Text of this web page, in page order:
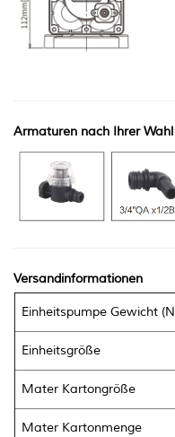
Armaturen nach Ihrer Wahl
Versandinformationen
Einheitspumpe Gewicht
Einheitsgröße
Mater Kartongröße
Mater Kartonmenge